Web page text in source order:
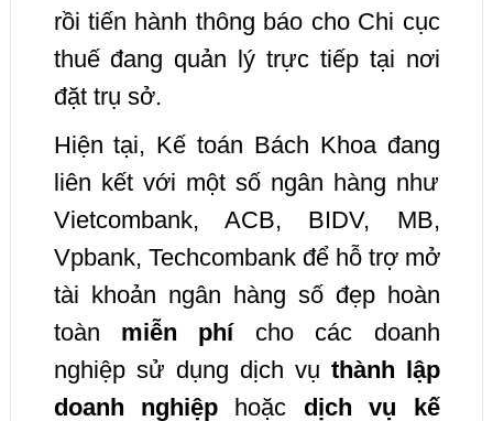
rồi tiến hành thông báo cho Chi cục
thuế đang quản lý trực tiếp tại nơi
đặt trụ sở.
Hiện tại, Kế toán Bách Khoa đang
liên kết với một số ngân hàng như
Vietcombank, ACB, BIDV, MB,
Vpbank, Techcombank để hỗ trợ mở
tài khoản ngân hàng số đẹp hoàn
toàn miễn phícho các doanh
nghiệp sử dụng dịch vụ thành lập
doanh nghiệphoặc dịch vụ kế